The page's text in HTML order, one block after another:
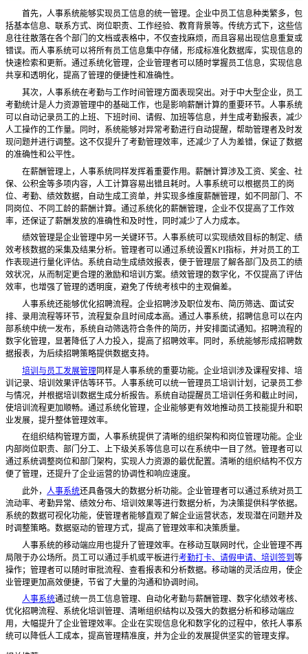
首先，人事系统能够实现员工信息的统一管理。企业中员工信息种类繁多，包
括基本信息、联系方式、岗位职责、工作经验、教育背景等。传统方式下，这些信
息往往散落在各个部门的文档或表格中，不仅查找麻烦，而且容易出现信息重复或
错误。而人事系统可以将所有员工信息集中存储，形成标准化数据库，实现信息的
快速检索和更新。通过系统化管理，企业管理者可以随时掌握员工信息，实现信息
共享和透明化，提高了管理的便捷性和准确性。
其次，人事系统在考勤与工作时间管理方面表现突出。对于中大型企业，员工
考勤统计是人力资源管理中的基础工作，也是影响薪酬计算的重要环节。人事系统
可以自动记录员工的上班、下班时间、请假、加班等信息，并生成考勤报表，减少
人工操作的工作量。同时，系统能够对异常考勤进行自动提醒，帮助管理者及时发
现问题并进行调整。这不仅提升了考勤管理效率，还减少了人为差错，保证了数据
的准确性和公平性。
在薪酬管理上，人事系统同样发挥着重要作用。薪酬计算涉及工资、奖金、社
保、公积金等多项内容，人工计算容易出错且耗时。人事系统可以根据员工的岗
位、考勤、绩效数据，自动生成工资单，并实现多维度薪酬管理，如不同部门、不
同岗位、不同工龄的薪酬计算。通过系统化的薪酬管理，企业不仅提高了工作效
率，还保证了薪酬发放的准确性和及时性，同时减少了人力成本。
绩效管理是企业管理中另一关键环节。人事系统可以实现绩效目标的制定、绩
效考核数据的采集及结果分析。管理者可以通过系统设置KPI指标，并对员工的工
作表现进行量化评估。系统自动生成绩效报表，便于管理层了解各部门及员工的绩
效状况，从而制定更合理的激励和培训方案。绩效管理的数字化，不仅提高了评估
效率，也增强了管理的透明度，避免了传统考核中的主观偏差。
人事系统还能够优化招聘流程。企业招聘涉及职位发布、简历筛选、面试安
排、录用流程等环节，流程复杂且时间成本高。通过人事系统，招聘信息可以在内
部系统中统一发布，系统自动筛选符合条件的简历，并安排面试通知。招聘流程的
数字化管理，显著降低了人力投入，提高了招聘效率。同时，系统能够形成招聘数
据报表，为后续招聘策略提供数据支持。
培训与员工发展管理同样是人事系统的重要功能。企业培训涉及课程安排、培
训记录、培训效果评估等环节。人事系统可以统一管理员工培训计划，记录员工参
与情况，并根据培训数据生成分析报告。系统自动提醒员工培训任务和截止时间，
使培训流程更加顺畅。通过系统化管理，企业能够更有效地推动员工技能提升和职
业发展，提升整体管理效率。
在组织结构管理方面，人事系统提供了清晰的组织架构和岗位管理功能。企业
内部岗位职责、部门分工、上下级关系等信息可以在系统中一目了然。管理者可以
通过系统调整岗位和部门架构，实现人力资源的最优配置。清晰的组织结构不仅方
便了管理，还提升了企业运营的协调性和响应速度。
此外， 人事系统还具备强大的数据分析功能。企业管理者可以通过系统对员工
流动率、考勤异常、绩效分布、培训效果等进行数据分析，为决策提供科学依据。
系统的数据可视化功能，使管理者能够直观了解企业运营状态，发现潜在问题并及
时调整策略。数据驱动的管理方式，提高了管理效率和决策质量。
人事系统的移动端应用也提升了管理效率。在移动互联网时代，企业管理不再
局限于办公场所。员工可以通过手机或平板进行考勤打卡、请假申请、培训签到 等
操作；管理者可以随时审批流程、查看报表和分析数据。移动端的灵活应用，使企
业管理更加高效便捷，节省了大量的沟通和协调时间。
人事系统通过统一员工信息管理、自动化考勤与薪酬管理、数字化绩效考核、
优化招聘流程、系统化培训管理、清晰组织结构以及强大的数据分析和移动端应
用，大幅提升了企业管理效率。企业在实现信息化和数字化的过程中，依托人事系
统可以降低人工成本，提高管理精准度，并为企业的发展提供坚实的管理支撑。